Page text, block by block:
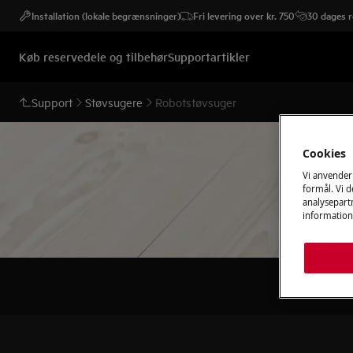
Installation (lokale begrænsninger) Fri levering over kr. 750 30 dages
Køb reservedele og tilbehørSupportartikler
Support Støvsugere Robotstøvsuger
Cookies
Vi
formål. Vi
information